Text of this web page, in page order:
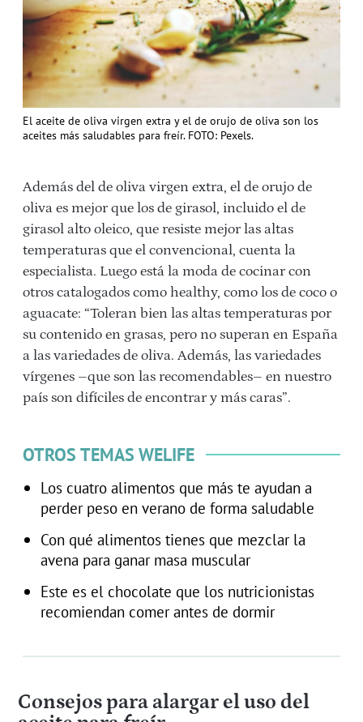
El aceite de oliva virgen extra y el de orujo de oliva son los
aceites más saludables para freír. FOTO: Pexels.
Además del de oliva virgen extra, el de orujo de
oliva es mejor que los de girasol, incluido el de
girasol alto oleico, que resiste mejor las altas
temperaturas que el convencional, cuenta la
especialista. Luego está la moda de cocinar con
otros catalogados como healthy, como los de coco o
aguacate: “Toleran bien las altas temperaturas por
su contenido en grasas, pero no superan en España
a las variedades de oliva. Además, las variedades
vírgenes –que son las recomendables– en nuestro
país son difíciles de encontrar y más caras”.
OTROS TEMAS WELIFE
Los cuatro alimentos que más te ayudan a
perder peso en verano de forma saludable
Con qué alimentos tienes que mezclar la
avena para ganar masa muscular
Este es el chocolate que los nutricionistas
recomiendan comer antes de dormir
Consejos para alargar el uso del